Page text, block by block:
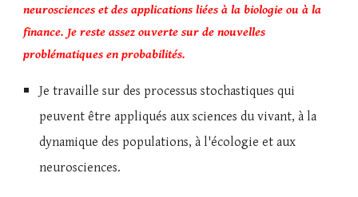
neurosciences et des applications liées à la biologie ou à la
finance. Je reste assez ouverte sur de nouvelles
problématiques en probabilités.
Je travaille sur des processus stochastiques qui
peuvent être appliqués aux sciences du vivant, à la
dynamique des populations, à l'écologie et aux
neurosciences.